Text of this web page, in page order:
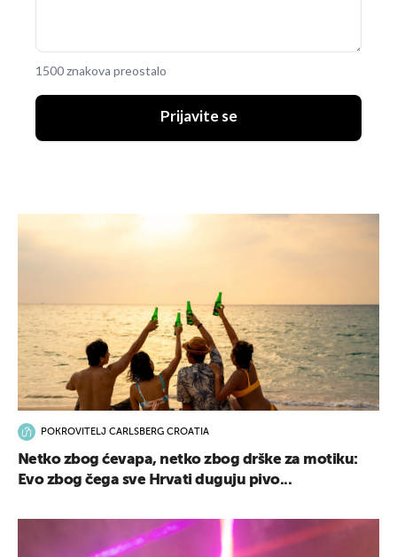
1500 znakova preostalo
Prijavite se
POKROVITELJ CARLSBERG CROATIA
Netko zbog ćevapa, netko zbog drške za motiku:
Evo zbog čega sve Hrvati duguju pivo...